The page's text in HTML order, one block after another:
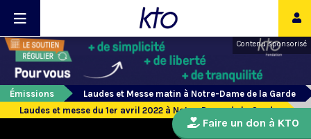
Contenu sponsorisé
Émissions
Laudes et Messe matin à Notre-Dame de la Garde
Laudes et messe du 1er avril 2022 à Notre-Dame de la Garde
Faire un don à KTO